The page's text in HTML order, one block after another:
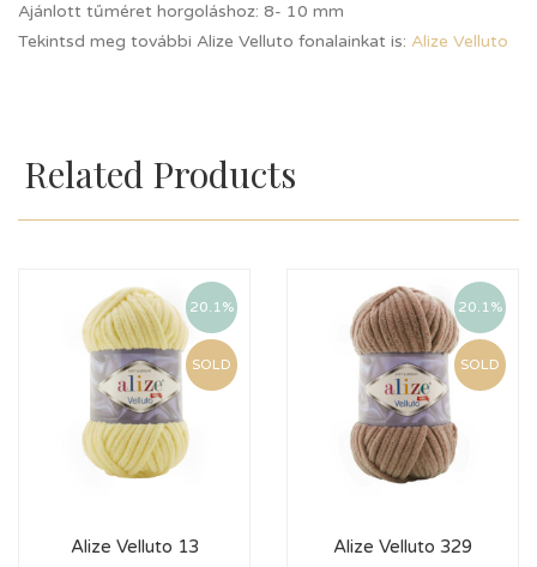
Ajánlott tűméret horgoláshoz: 8- 10 mm
Tekintsd meg további Alize Velluto fonalainkat is: Alize Velluto
Related Products
20.1%
SOLD
Alize Velluto 13
20.1%
SOLD
Alize Velluto 329